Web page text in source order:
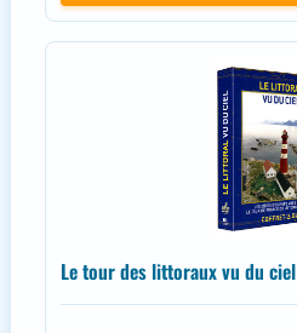
Le tour des littoraux vu du ciel